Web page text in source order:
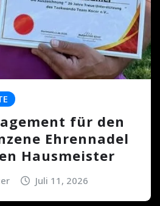
für den
Ehrennadel
Hausmeister
Juli 11, 2026